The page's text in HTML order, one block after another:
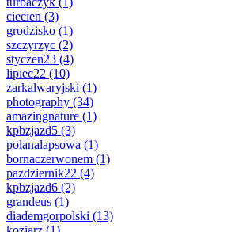
ciecien (3)
grodzisko (1)
szczyrzyc (2)
styczen23 (4)
lipiec22 (10)
zarkalwaryjski (1)
photography (34)
amazingnature (1)
kpbzjazd5 (3)
polanalapsowa (1)
bornaczerwonem (1)
pazdziernik22 (4)
kpbzjazd6 (2)
grandeus (1)
diademgorpolski (13)